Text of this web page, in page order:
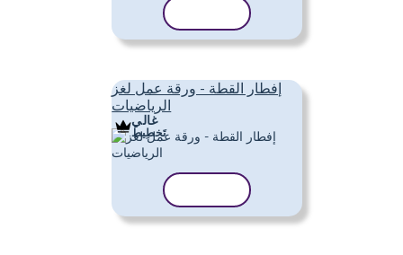
إفطار القطة - ورقة عمل لغز
الرياضيات
غالي
تَخطِيط